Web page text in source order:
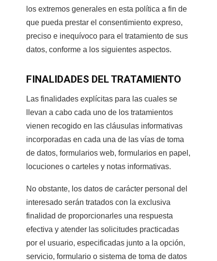
los extremos generales en esta política a fin de
que pueda prestar el consentimiento expreso,
preciso e inequívoco para el tratamiento de sus
datos, conforme a los siguientes aspectos.
FINALIDADES DEL TRATAMIENTO
Las finalidades explícitas para las cuales se
llevan a cabo cada uno de los tratamientos
vienen recogido en las cláusulas informativas
incorporadas en cada una de las vías de toma
de datos, formularios web, formularios en papel,
locuciones o carteles y notas informativas.
No obstante, los datos de carácter personal del
interesado serán tratados con la exclusiva
finalidad de proporcionarles una respuesta
efectiva y atender las solicitudes practicadas
por el usuario, especificadas junto a la opción,
servicio, formulario o sistema de toma de datos